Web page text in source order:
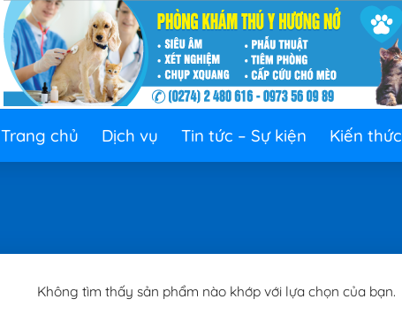
Trang chủ Dịch vụ Tin tức – Sự kiện Kiến thức
Không tìm thấy sản phẩm nào khớp với lựa chọn của bạn.